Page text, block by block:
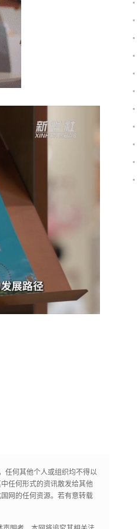
任何其他个人或组织均不得以
任何形式的资讯散发给其他
网的任何资源。若有意转载